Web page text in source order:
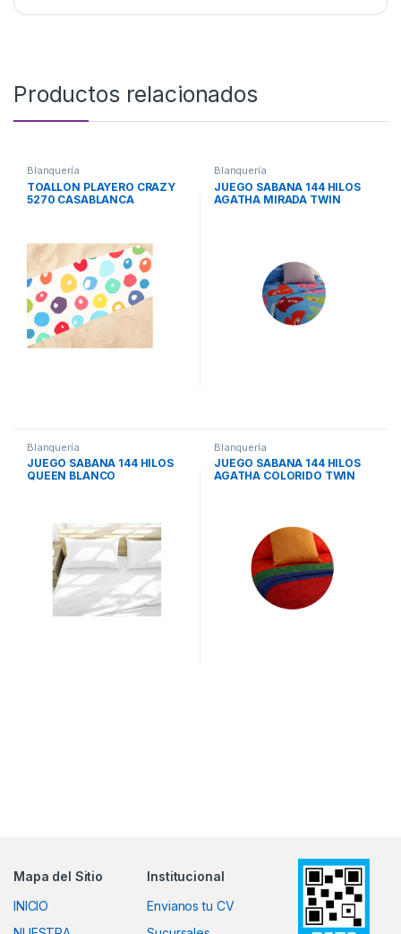
Productos relacionados
Blanquería
TOALLON PLAYERO CRAZY
5270 CASABLANCA
Blanquería
JUEGO SABANA 144 HILOS
AGATHA MIRADA TWIN
Blanquería
JUEGO SABANA 144 HILOS
QUEEN BLANCO
Blanquería
JUEGO SABANA 144 HILOS
AGATHA COLORIDO TWIN
Mapa del Sitio
INICIO
Institucional
Envianos tu CV